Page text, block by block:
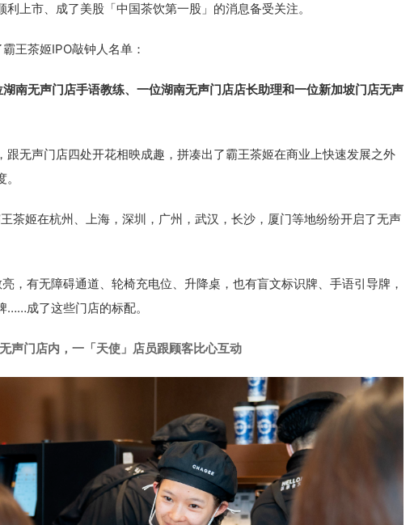
上市、成了美股「中国茶饮第一股」的消息备受关注。
王茶姬IPO敲钟人名单：
南无声门店手语教练、一位湖南无声门店店长助理和一位新加坡门店无声
跟无声门店四处开花相映成趣，拼凑出了霸王茶姬在商业上快速发展之外
茶姬在杭州、上海，深圳，广州，武汉，长沙，厦门等地纷纷开启了无声
，有无障碍通道、轮椅充电位、升降桌，也有盲文标识牌、手语引导牌，
……成了这些门店的标配。
无声门店内，一「天使」店员跟顾客比心互动